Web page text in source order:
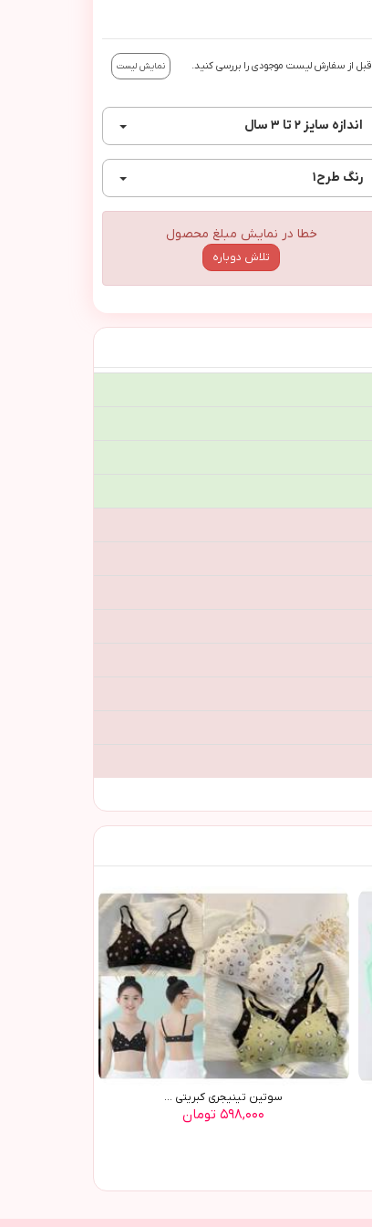
قبل از سفارش لیست موجودی را بررسی کنید. نمایش لیست
اندازه سایز ۲ تا ۳ سال
رنگ طرح١
خطا در نمایش مبلغ محصول
تلاش دوباره
سوتین تینیجری کبریتی ...
۵۹۸,۰۰۰ تومان